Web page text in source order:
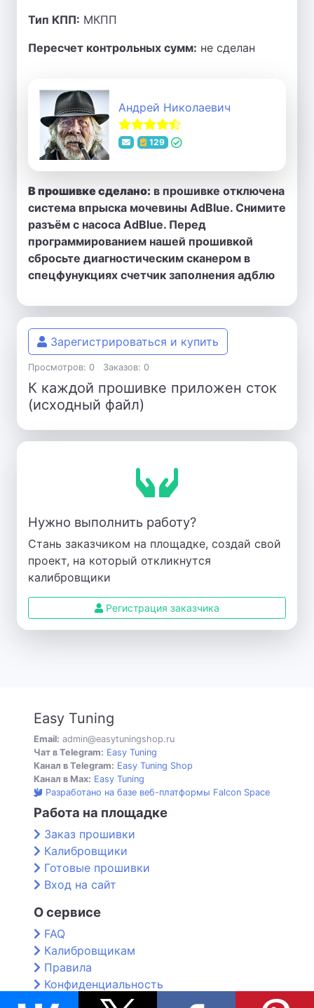
Тип КПП: МКПП
Пересчет контрольных сумм: не сделан
Андрей Николаевич
129
В прошивке сделано: в прошивке отключена
система впрыска мочевины AdBlue. Снимите
разъём с насоса AdBlue. Перед
программированием нашей прошивкой
сбросьте диагностическим сканером в
спецфунукциях счетчик заполнения адблю
Зарегистрироваться и купить
Просмотров: 0 Заказов: 0
К каждой прошивке приложен сток
(исходный файл)
Нужно выполнить работу?
Стань заказчиком на площадке, создай свой
проект, на который откликнутся
калибровщики
Регистрация заказчика
Easy Tuning
Email: admin@easytuningshop.ru
Чат в Telegram: Easy Tuning
Канал в Telegram: Easy Tuning Shop
Канал в Max: Easy Tuning
Разработано на базе веб-платформы Falcon Space
Работа на площадке
Заказ прошивки
Калибровщики
Готовые прошивки
Вход на сайт
О сервисе
FAQ
Калибровщикам
Правила
Конфиденциальность
Контакты